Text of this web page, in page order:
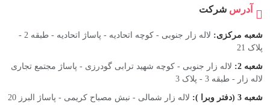
آدرس شرکت
شعبه مرکزی:
لاله زار جنوبی - کوچه اتحادیه - پاساژ اتحادیه - طبقه 2 -
پلاک 21
شعبه 2:
لاله زار جنوبی - کوچه شهید ترابی گودرزی - پاساژ مجتمع تجاری
لاله زار - طبقه 3 - پلاک 3
شعبه 3 (دفتر وبرا ):
لاله زار شمالی - نبش مصباح کریمی - پاساژ البرز 20